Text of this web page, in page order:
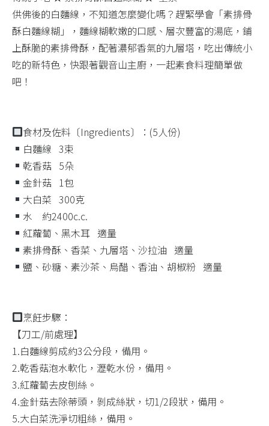
供佛後的白麵線，不知道怎麼變化嗎？趕緊學會「素排骨
酥白麵線糊」，麵線糊軟嫩的口感、層次豐富的湯底，鋪
上酥脆的素排骨酥，配著濃郁香氣的九層塔，吃出傳統小
吃的新特色，快跟著觀音山主廚，一起素食料理簡單做
吧！
食材及佐料〔Ingredients〕：(5人份)
白麵線 ​ ​ 3束
乾香菇 ​ ​ 5朵
金針菇 ​ ​ 1包
大白菜 ​ ​ 300克
水 ​ ​ ​ 約2400c.c.
紅蘿蔔、黑木耳 ​ ​ 適量
素排骨酥、香菜、九層塔、沙拉油 ​ ​ 適量
鹽、砂糖、素沙茶、烏醋、香油、胡椒粉 ​ ​ 適量
烹飪步驟：
【刀工/前處理】
1.白麵線剪成約3公分段，備用。
2.乾香菇泡水軟化，瀝乾水份，備用。
3.紅蘿蔔去皮刨絲。
4.金針菇去除蒂頭，剝成絲狀，切1/2段狀，備用。
5.大白菜洗淨切粗絲，備用。